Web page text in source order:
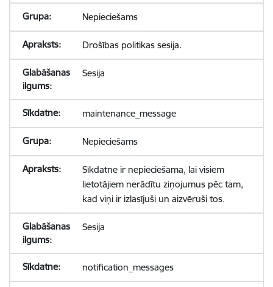
Nepieciešams
Drošības politikas sesija.
Sesija
maintenance_message
Nepieciešams
Sīkdatne ir nepieciešama, lai visiem
lietotājiem nerādītu ziņojumus pēc tam,
kad viņi ir izlasījuši un aizvēruši tos.
Sesija
notification_messages